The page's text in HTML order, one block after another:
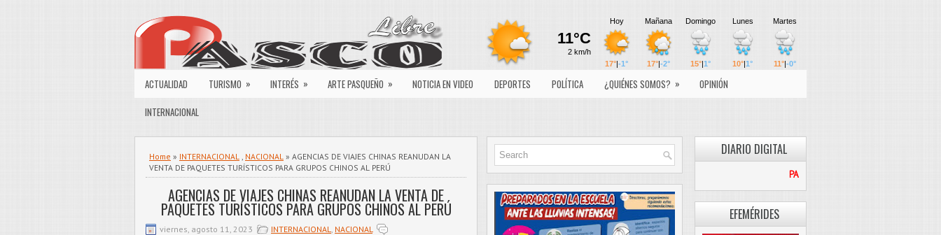
ACTUALIDAD TURISMO » INTERÉS » ARTE PASQUEÑO » NOTICIA EN VIDEO DEPORTES POLÍTICA ¿QUIÉNES SOMOS? »
OPINIÓN
INTERNACIONAL
Home » INTERNACIONAL , NACIONAL » AGENCIAS DE VIAJES CHINAS REANUDAN LA
VENTA DE PAQUETES TURÍSTICOS PARA GRUPOS CHINOS AL PERÚ
AGENCIAS DE VIAJES CHINAS REANUDAN LA VENTA DE
PAQUETES TURÍSTICOS PARA GRUPOS CHINOS AL PERÚ
viernes, agosto 11, 2023 INTERNACIONAL, NACIONAL
DIARIO DIGITAL
EFEMÉRIDES